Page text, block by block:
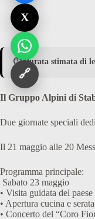
⏱️ Durata stimata di
Il Gruppo Alpini di
Due giornate speciali
Il 21 maggio alle 20
Programma principale:
Sabato 23 maggio
• Visita guidata del
• Apertura cucina e
• Concerto del “Coro
X
🔗